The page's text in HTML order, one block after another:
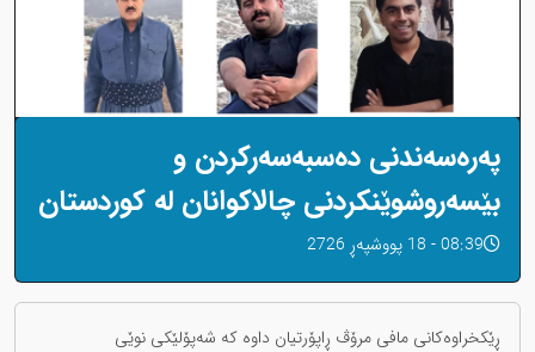
پەرەسەندنی دەسبەسەرکردن و
بێسەروشوێنکردنی چالاکوانان لە کوردستان
08:39 - 18 پووشپەڕ 2726
ڕێکخراوەکانی مافی مرۆڤ ڕاپۆرتیان داوە کە شەپۆلێکی نوێی